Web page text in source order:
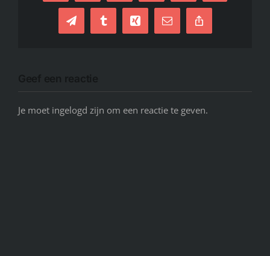
TelegramTumblrXing
E-
mail
Copy
Link
Je moet ingelogd zijn om een reactie te geven.